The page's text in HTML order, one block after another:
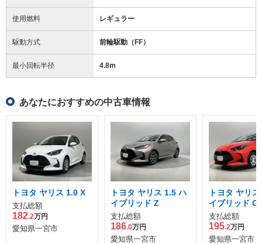
使用燃料 レギュラー
駆動方式 前輪駆動（FF）
最小回転半径 4.8m
あなたにおすすめの中古車情報
トヨタ ヤリス 1.0 X
支払総額
182.2万円
愛知県一宮市
トヨタ ヤリス 1.5 ハ
イブリッド Z
支払総額
186.0万円
愛知県一宮市
トヨタ ヤリ
イブリッド G
支払総額
195.2万円
愛知県一宮市